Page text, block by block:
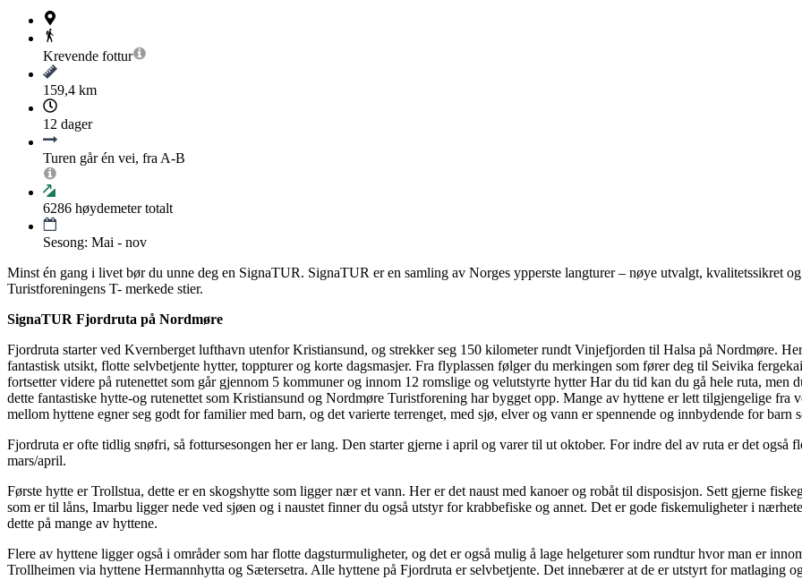
Krevende fottur
159,4 km
12 dager
Turen går én vei, fra A-B
6286 høydemeter totalt
Sesong: Mai - nov
Minst én gang i livet bør du unne deg en SignaTUR. SignaTUR er en samling av Norges ypperste langturer – nøye utvalgt, kvalitetssikret
Turistforeningens T- merkede stier.
SignaTUR Fjordruta på Nordmøre
Fjordruta starter ved Kvernberget lufthavn utenfor Kristiansund, og strekker seg 150 kilometer rundt Vinjefjorden til Halsa på Nordmøre.
fantastisk utsikt, flotte selvbetjente hytter, toppturer og korte dagsmasjer. Fra flyplassen følger du merkingen som fører deg til Seivika
fortsetter videre på rutenettet som går gjennom 5 kommuner og innom 12 romslige og velutstyrte hytter Har du tid kan du gå hele ruta, men
dette fantastiske hytte-og rutenettet som Kristiansund og Nordmøre Turistforening har bygget opp. Mange av hyttene er lett tilgjengelige fra
mellom hyttene egner seg godt for familier med barn, og det varierte terrenget, med sjø, elver og vann er spennende og innbydende for barn
Fjordruta er ofte tidlig snøfri, så fottursesongen her er lang. Den starter gjerne i april og varer til ut oktober. For indre del av ruta er det
mars/april.
Første hytte er Trollstua, dette er en skogshytte som ligger nær et vann. Her er det naust med kanoer og robåt til disposisjon. Sett gjerne
som er til låns, Imarbu ligger nede ved sjøen og i naustet finner du også utstyr for krabbefiske og annet. Det er gode fiskemuligheter i
dette på mange av hyttene.
Flere av hyttene ligger også i områder som har flotte dagsturmuligheter, og det er også mulig å lage helgeturer som rundtur hvor man er
Trollheimen via hyttene Hermannhytta og Sætersetra. Alle hyttene på Fjordruta er selvbetjente. Det innebærer at de er utstyrt for matlaging